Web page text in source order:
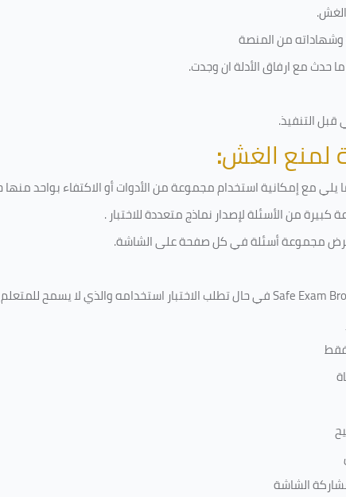
الغش.
وشهاداته من المنصة
حدث مع ارفاق الأدلة ان وجدت.
قبل التنفيذ.
لمنع الغش:
مع إمكانية استخدام مجموعة من الأدوات أو الاكتفاء بواحد
من الأسئلة لإصدار نماذج متعددة للاختبار.
مجموعة أسئلة في كل صفحة على الشاشة.
Safe Examفي حال تطلب الاختبار استخدامه والذي لا يسمح
الشاشة